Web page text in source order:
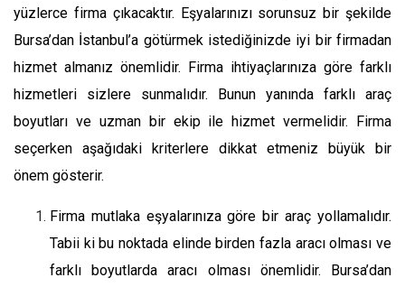
yüzlerce firma çıkacaktır. Eşyalarınızı sorunsuz bir şekilde
Bursa’dan İstanbul’a götürmek istediğinizde iyi bir firmadan
hizmet almanız önemlidir. Firma ihtiyaçlarınıza göre farklı
hizmetleri sizlere sunmalıdır. Bunun yanında farklı araç
boyutları ve uzman bir ekip ile hizmet vermelidir. Firma
seçerken aşağıdaki kriterlere dikkat etmeniz büyük bir
önem gösterir.
Firma mutlaka eşyalarınıza göre bir araç yollamalıdır.
Tabii ki bu noktada elinde birden fazla aracı olması ve
farklı boyutlarda aracı olması önemlidir. Bursa’dan